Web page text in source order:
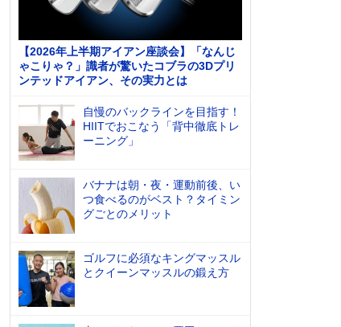
【2026年上半期アイアン座談会】「なんじ
ゃこりゃ？」識者が驚いたコブラの3Dプリ
ンテッドアイアン、その実力とは
自慢のバックラインを目指す！
HIITでおこなう「背中徹底トレ
ーニング」
バナナは朝・夜・運動前後、い
つ食べるのがベスト？タイミン
グごとのメリット
ゴルフに必須なキングマッスル
とクイーンマッスルの鍛え方